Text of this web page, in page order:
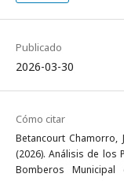
Publicado
2026-03-30
Cómo citar
Betancourt Chamorro,
(2026). Análisis de los
Bomberos Municipal